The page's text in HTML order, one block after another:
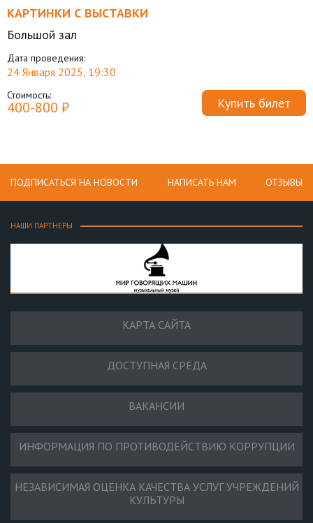
КАРТИНКИ С ВЫСТАВКИ
Большой зал
Дата проведения:
24 Января 2025, 19:30
Стоимость:
400-800 ₽ Купить билет
ПОДПИСАТЬСЯ НА НОВОСТИ НАПИСАТЬ НАМ ОТЗЫВЫ
НАШИ ПАРТНЕРЫ
КАРТА САЙТА
ДОСТУПНАЯ СРЕДА
ВАКАНСИИ
ИНФОРМАЦИЯ ПО ПРОТИВОДЕЙСТВИЮ КОРРУПЦИИ
НЕЗАВИСИМАЯ ОЦЕНКА КАЧЕСТВА УСЛУГ УЧРЕЖДЕНИЙ
КУЛЬТУРЫ